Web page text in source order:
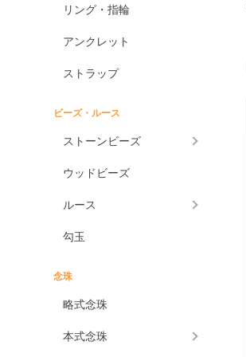
リング・指輪
アンクレット
ストラップ
ビーズ・ルース
ストーンビーズ
ウッドビーズ
ルース
勾玉
念珠
略式念珠
本式念珠